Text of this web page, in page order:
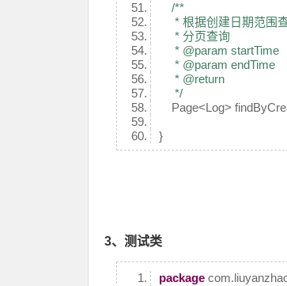
/**
* 根据创建日期范围
* 分页查询
* @param startTime
* @param endTime
* @return
*/
Page<Log>
}
3、测试类
package